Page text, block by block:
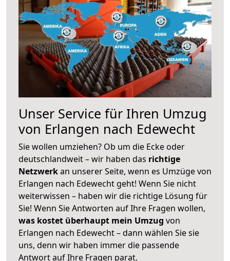
Unser Service für Ihren Umzug
von Erlangen nach Edewecht
Sie wollen umziehen? Ob um die Ecke oder
deutschlandweit – wir haben das richtige
Netzwerkan unserer Seite, wenn es Umzüge von
Erlangen nach Edewecht geht! Wenn Sie nicht
weiterwissen – haben wir die richtige Lösung für
Sie! Wenn Sie Antworten auf Ihre Fragen wollen,
was kostet überhaupt mein Umzug von
Erlangen nach Edewecht – dann wählen Sie sie
uns, denn wir haben immer die passende
Antwort auf Ihre Fragen parat.